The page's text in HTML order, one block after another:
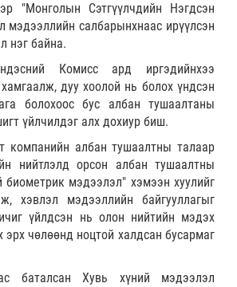
"Монголын Сэтгүүлчдийн Нэгдсэн
мэдээллийн салбарынхнаас ирүүлсэн
нэг байна.
Комисс ард иргэдийнхээ
дуу хоолой нь болох үндсэн
болохоос бус албан тушаалтаны
үйлчилдэг алх дохиур биш.
компанийн албан тушаалтны талаар
нийтлэлд орсон албан тушаалтны
биометрик мэдээлэл" хэмээн хуулийг
хэвлэл мэдээллийн байгууллагыг
үйлдсэн нь олон нийтийн мэдэх
эрх чөлөөнд ноцтой халдсан бусармаг
баталсан Хувь хүний мэдээлэл